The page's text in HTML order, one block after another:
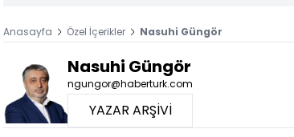
Anasayfa Özel İçerikler Nasuhi Güngör
Nasuhi Güngör
ngungor@haberturk.com
YAZAR ARŞİVİ